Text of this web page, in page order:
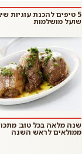
5 טיפים להכנת עוגיות
שועל מושלמות
שנה מלאה בכל טוב:
ממולאים לראש השנה